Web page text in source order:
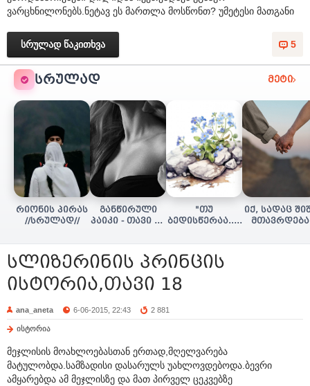
ვარცხნილონებს.ნეტავ ეს მართლა მოსწონთ? უმეტესი მათგანი
5
სრულად წაკითხვა
ᲡᲠᲣᲚᲐᲓ მეტი
რიონის პირას
//სრულად//
განწირული
პაიკი - თავი 16
"თუ
ბედისწერაა..."
იქ, სადაც
მთავრდება
სლიზერინის პრინცის
ისტორია,თავი 18
ana_aneta 6-06-2015, 22:43 2 881
ისტორია
მეჯლისის მოახლოებასთან ერთად,მღელვარება
მატულობდა.სამზადისი დასარულს უახლოვდებოდა.ბევრი
ამყარებდა ამ მეჯლისზე და მათ პირველ ცეკვებზე